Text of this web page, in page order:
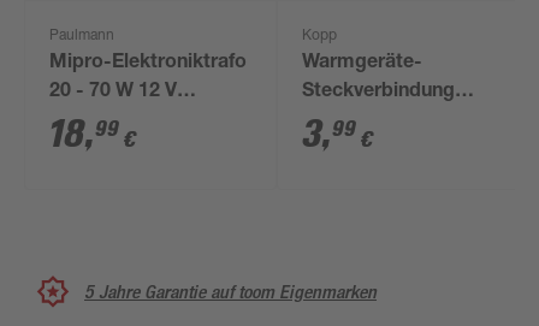
Paulmann
Mipro-Elektroniktrafo
20 - 70 W 12 V
Grau/schwarz
18,99 €
Kopp
Warmgeräte-
Steckverbindung
schwarz
3,99 €
5 Jahre Garantie auf toom Eigenmarken